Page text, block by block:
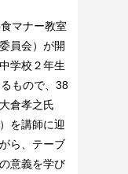
マナー教室
員会）が開
学校２年生
もので、38
倉孝之氏
を講師に迎
ら、テーブ
意義を学び